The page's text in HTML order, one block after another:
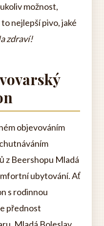
možnost,
nejlepší pivo, jaké
zdraví!
objevováním
z Beershopu Mladá
ubytování. Ať
s rodinnou
přednost